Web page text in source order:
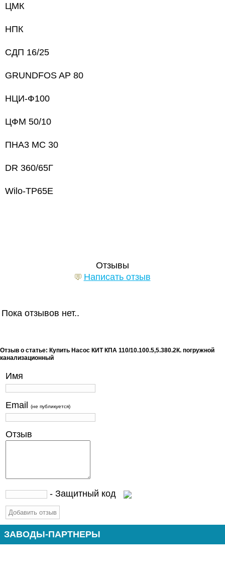
ЦМК
НПК
СДП 16/25
GRUNDFOS AP 80
НЦИ-Ф100
ЦФМ 50/10
ПНА3 МС 30
DR 360/65Г
Wilo-TP65E
Отзывы
Написать отзыв
Пока отзывов нет..
Отзыв о статье: Купить Насос КИТ КПА 110/10.100.5,5.380.2К. погружной
канализационный
Имя
Email (не публикуется)
Отзыв
- Защитный код
ЗАВОДЫ-ПАРТНЕРЫ